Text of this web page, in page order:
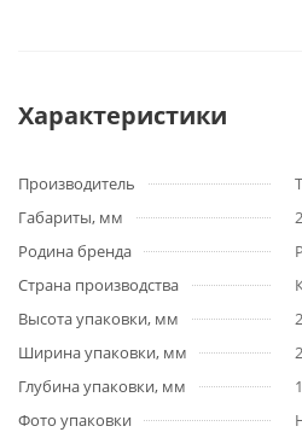
Характеристики
Производитель
Габариты, мм
Родина бренда
Страна производства
Высота упаковки, мм
Ширина упаковки, мм
Глубина упаковки, мм
Фото упаковки